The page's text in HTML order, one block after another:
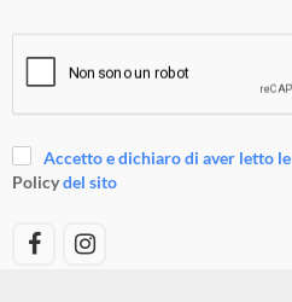
Accetto e dichiaro di aver letto le
Policydel sito